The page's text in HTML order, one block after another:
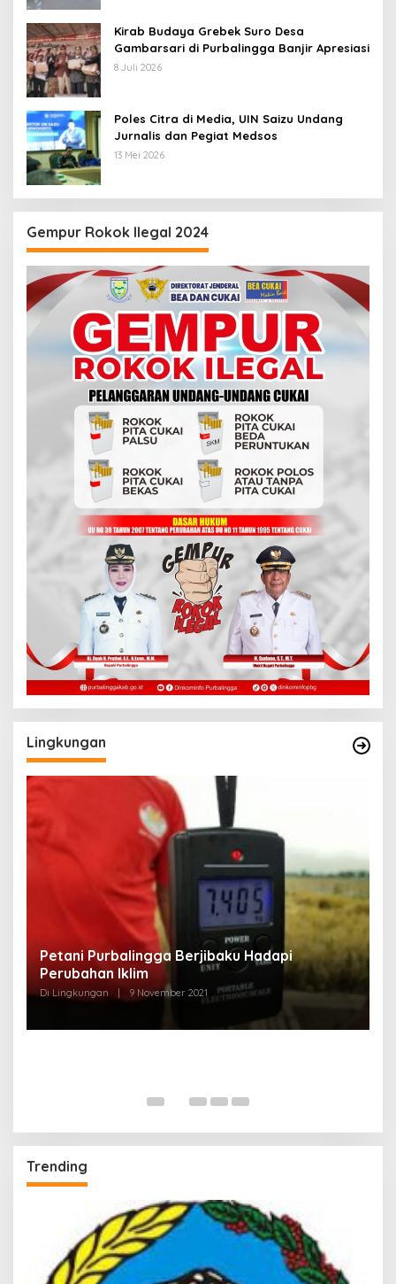
Kirab Budaya Grebek Suro Desa
Gambarsari di Purbalingga Banjir Apresiasi
8 Juli 2026
Poles Citra di Media, UIN Saizu Undang
Jurnalis dan Pegiat Medsos
13 Mei 2026
Gempur Rokok Ilegal 2024
Lingkungan
Petani Purbalingga Berjibaku Hadapi
Perubahan Iklim
Di Lingkungan 9 November 2021
Trending